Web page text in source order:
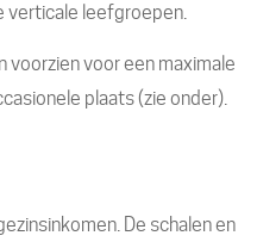
verticale leefgroepen.
voorzien voor een maximale
plaats (zie onder).
De schalen en